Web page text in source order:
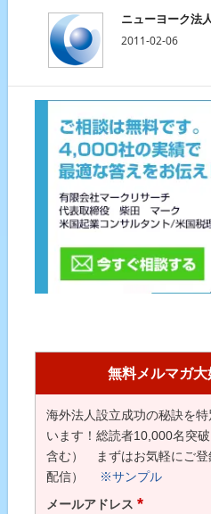
ニューヨーク法
2011-02-06
無料メルマガ大
海外法人設立成功の秘訣を
います！総読者10,000名突
含む） まずはお気軽にご登
配信）
※サンプル
メールアドレス *